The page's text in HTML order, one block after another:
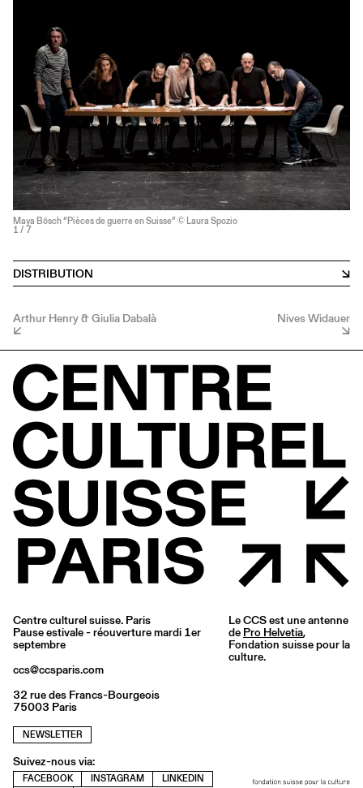
Maya Bösch “Pièces de guerre en Suisse” © Laura Spozio
1 / 7
DISTRIBUTION
Arthur Henry & Giulia Dabalà Nives Widauer
Centre culturel suisse. Paris
Pause estivale - réouverture mardi 1er
septembre
ccs@ccsparis.com
32 rue des Francs-Bourgeois
75003 Paris
NEWSLETTER
Suivez-nous via:
FACEBOOK INSTAGRAM LINKEDIN
Le CCS est une antenne
de Pro Helvetia,
Fondation suisse pour la
culture.